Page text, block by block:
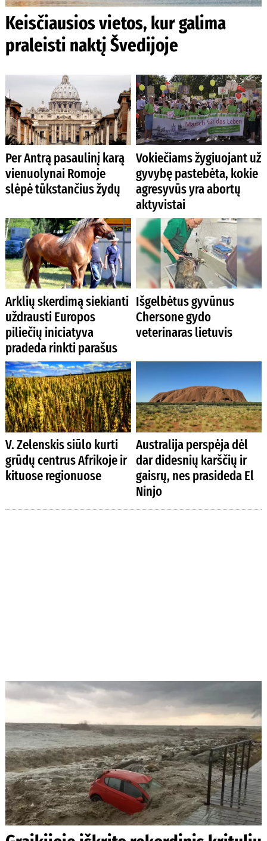
Keisčiausios vietos, kur galima
praleisti naktį Švedijoje
Per Antrą pasaulinį karą
vienuolynai Romoje
slėpė tūkstančius žydų
Vokiečiams žygiuojant už
gyvybę pastebėta, kokie
agresyvūs yra abortų
aktyvistai
Arklių skerdimą siekianti
uždrausti Europos
piliečių iniciatyva
pradeda rinkti parašus
Išgelbėtus gyvūnus
Chersone gydo
veterinaras lietuvis
V. Zelenskis siūlo kurti
grūdų centrus Afrikoje ir
kituose regionuose
Australija perspėja dėl
dar didesnių karščių ir
gaisrų, nes prasideda El
Ninjo